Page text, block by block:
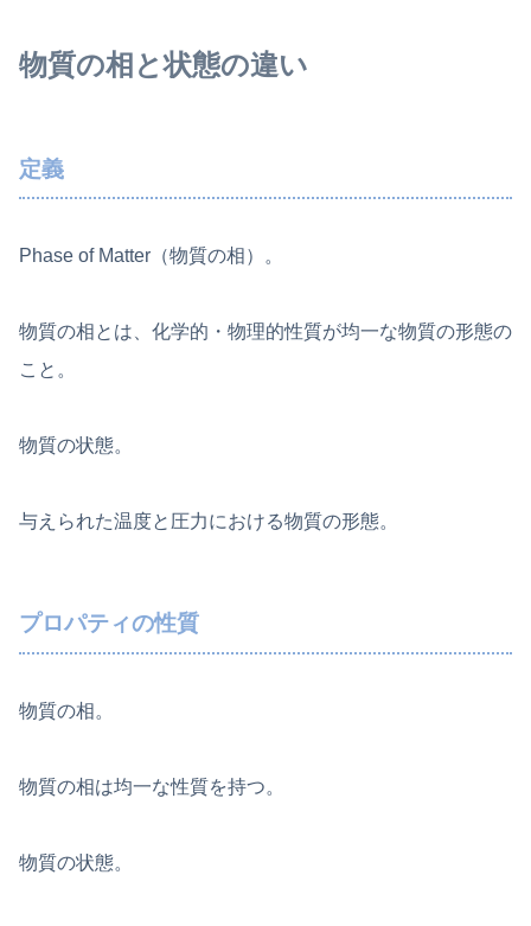
物質の相と状態の違い
定義
Phase of Matter（物質の相）。
物質の相とは、化学的・物理的性質が均一な物質の形態の
こと。
物質の状態。
与えられた温度と圧力における物質の形態。
プロパティの性質
物質の相。
物質の相は均一な性質を持つ。
物質の状態。